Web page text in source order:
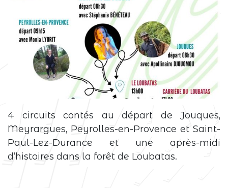
4 circuits contés au départ de Jouques,
Meyrargues, Peyrolles-en-Provence et Saint-
Paul-Lez-Durance et une après-midi
d’histoires dans la forêt de Loubatas.